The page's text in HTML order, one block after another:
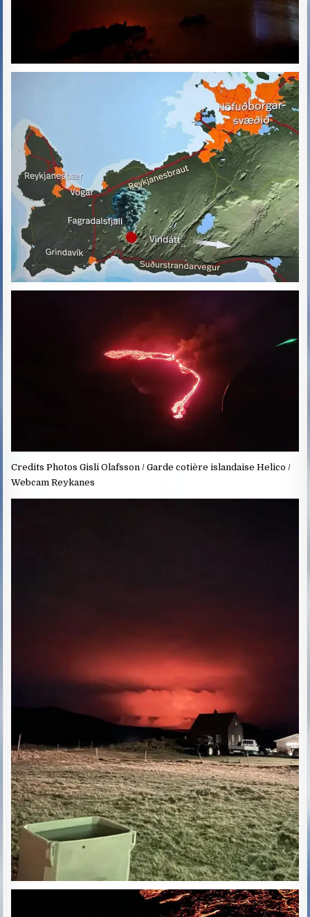
Credits Photos Gisli Olafsson / Garde cotière islandaise Helico /
Webcam Reykanes